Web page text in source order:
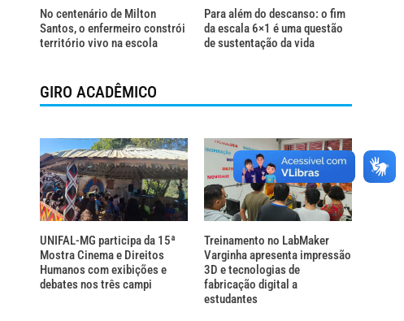
No centenário de Milton
Santos, o enfermeiro constrói
território vivo na escola
Para além do descanso: o fim
da escala 6×1 é uma questão
de sustentação da vida
GIRO ACADÊMICO
UNIFAL-MG participa da 15ª
Mostra Cinema e Direitos
Humanos com exibições e
debates nos três campi
Treinamento no LabMaker
Varginha apresenta impressão
3D e tecnologias de
fabricação digital a
estudantes